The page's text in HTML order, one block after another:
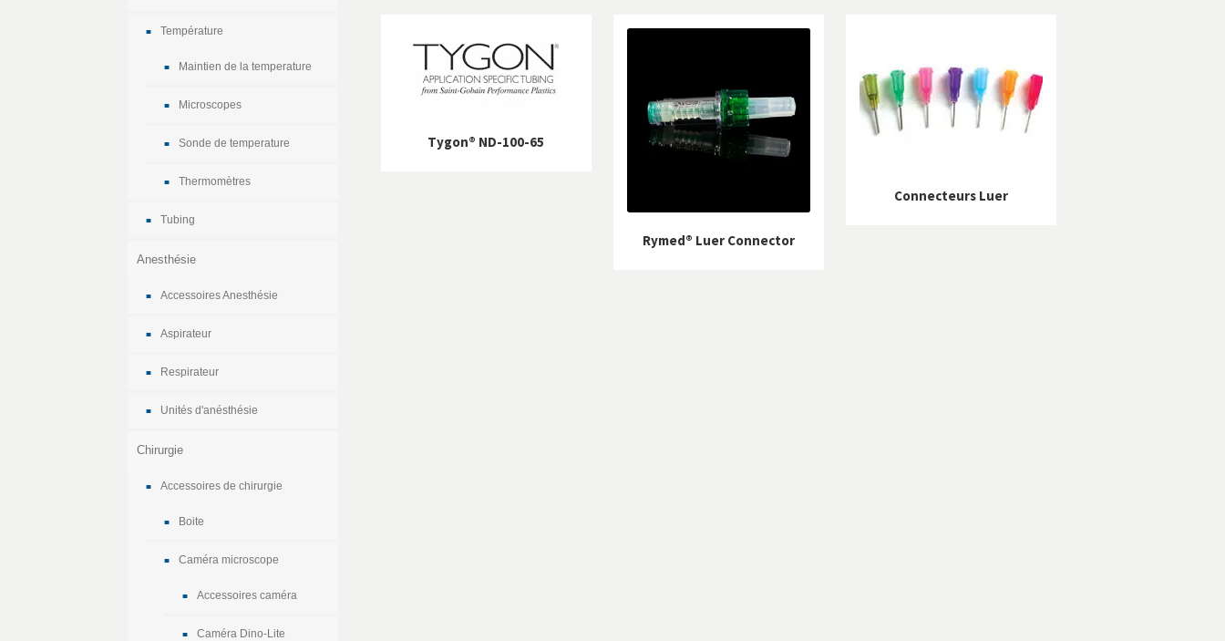
Tygon® ND-100-65
Rymed® Luer Connector
Connecteurs Luer
Température
Maintien de la temperature
Microscopes
Sonde de temperature
Thermomètres
Tubing
Anesthésie
Accessoires Anesthésie
Aspirateur
Respirateur
Unités d'anésthésie
Chirurgie
Accessoires de chirurgie
Boite
Caméra microscope
Accessoires caméra
Caméra Dino-Lite